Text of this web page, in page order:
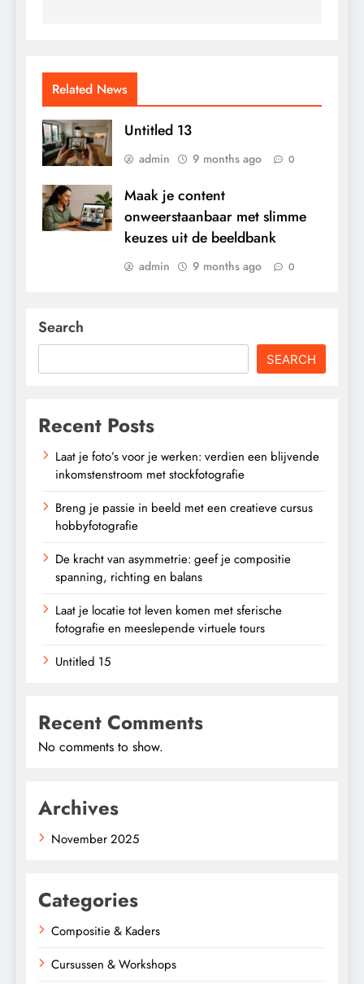
Related News
Untitled 13
admin 9 months ago 0
Maak je content
onweerstaanbaar met slimme
keuzes uit de beeldbank
admin 9 months ago 0
Search
SEARCH
Recent Posts
Laat je foto’s voor je werken: verdien een blijvende
inkomstenstroom met stockfotografie
Breng je passie in beeld met een creatieve cursus
hobbyfotografie
De kracht van asymmetrie: geef je compositie
spanning, richting en balans
Laat je locatie tot leven komen met sferische
fotografie en meeslepende virtuele tours
Untitled 15
Recent Comments
No comments to show.
Archives
November 2025
Categories
Compositie & Kaders
Cursussen & Workshops